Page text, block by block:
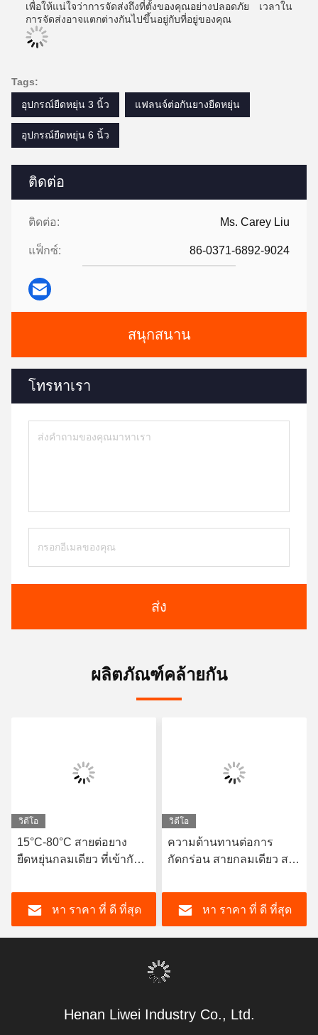
ติดต่อ
ติดต่อ: Ms. Carey Liu
แฟ็กซ์: 86-0371-6892-9024
สนุกสนาน
โทรหาเรา
ส่ง
เพื่อให้แน่ใจว่าการจัดส่งถึงที่ตั้งของคุณอย่างปลอดภัย เวลาใน
การจัดส่งอาจแตกต่างกันไปขึ้นอยู่กับที่อยู่ของคุณ
Tags:
อุปกรณ์ยืดหยุ่น 3 นิ้ว
แฟลนจ์ต่อกันยางยืดหยุ่น
อุปกรณ์ยืดหยุ่น 6 นิ้ว
ผลิตภัณฑ์คล้ายกัน
วิดีโอ
15°C-80°C สายต่อยาง
ยืดหยุ่นกลมเดียว ที่เข้ากัน
ใช้งานยาวและทนทานสูง
กว่า
หา ราคา ที่ ดี ที่สุด
วิดีโอ
ความต้านทานต่อการ
กัดกร่อน สายกลมเดียว สาย
ยืดหยุ่น เหมาะสําหรับระบบ
ท่อแบบไดนามิกที่ต้องการ
การชดเชยการเคลื่อนไหว
หา ราคา ที่ ดี ที่สุด
Henan Liwei Industry Co., Ltd.